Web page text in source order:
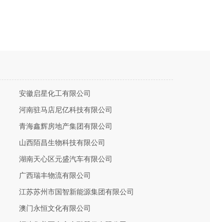
安徽启星化工有限公司
河南驻马店尼亿科技有限公司
青海鑫辉房地产集团有限公司
山西陌昌生物科技有限公司
湖南天心区元盛汽车有限公司
广西瑞丰物流有限公司
江苏苏州市国智新能源集团有限公司
澳门永恒文化有限公司